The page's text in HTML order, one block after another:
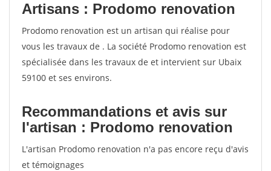
Artisans : Prodomo renovation
Prodomo renovation est un artisan qui réalise pour
vous les travaux de . La société Prodomo renovation est
spécialisée dans les travaux de et intervient sur Ubaix
59100 et ses environs.
Recommandations et avis sur
l'artisan : Prodomo renovation
L'artisan Prodomo renovation n'a pas encore reçu d'avis
et témoignages